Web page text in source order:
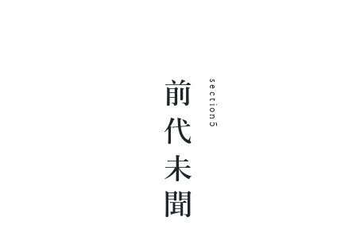
前代未聞 section5